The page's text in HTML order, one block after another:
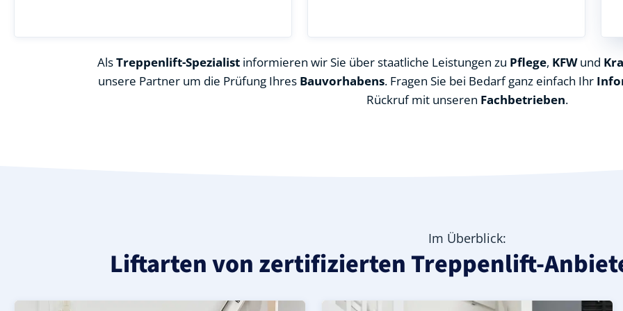
AlsTreppenlift-Spezialist informieren wir Sie über staatliche Leistungen zu Pflege, KFWund
unsere Partner um die Prüfung Ihres Bauvorhabens. Fragen Sie bei Bedarf ganz einfach Ihr
Rückruf mit unseren Fachbetrieben.
Im Überblick:
Liftarten von zertifizierten Treppenlift-